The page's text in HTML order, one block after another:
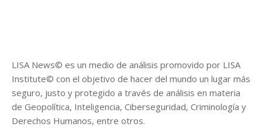
LISA News© es un medio de análisis promovido por LISA
Institute© con el objetivo de hacer del mundo un lugar más
seguro, justo y protegido a través de análisis en materia
de Geopolítica, Inteligencia, Ciberseguridad, Criminología y
Derechos Humanos, entre otros.